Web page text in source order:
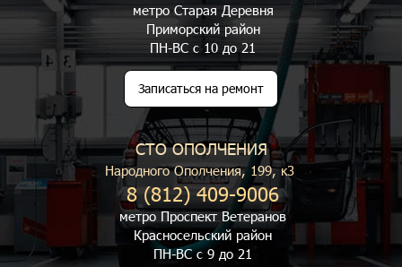
метро Старая Деревня
Приморский район
ПН-ВС с 10 до 21
Записаться на ремонт
СТО ОПОЛЧЕНИЯ
Народного Ополчения, 199, к3
8 (812) 409-9006
метро Проспект Ветеранов
Красносельский район
ПН-ВС с 9 до 21